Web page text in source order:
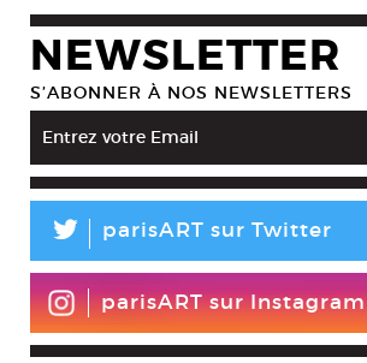
NEWSLETTER
S’ABONNER À NOS NEWSLETTERS
L parisART sur Twitter
parisART sur Instagram